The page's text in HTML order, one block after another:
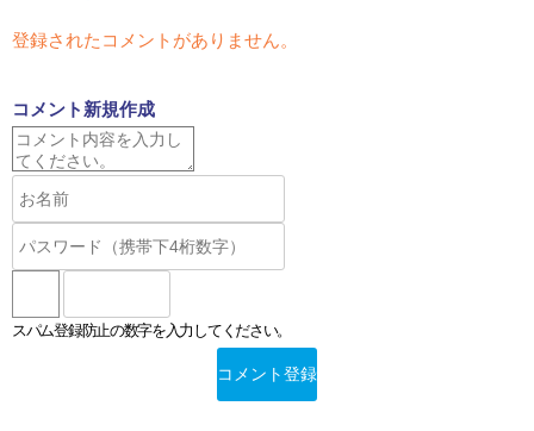
登録されたコメントがありません。
コメント新規作成
スパム登録防止の数字を入力してください。